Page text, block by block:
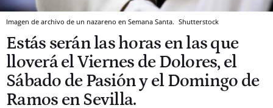
Imagen de archivo de un nazareno en Semana Santa. Shutterstock
Estás serán las horas en las que
lloverá el Viernes de Dolores, el
Sábado de Pasión y el Domingo de
Ramos en Sevilla.